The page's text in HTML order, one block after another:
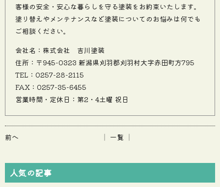
客様の安全・安心な暮らしを守る塗装をお約束いたします。
塗り替えやメンテナンスなど塗装についてのお悩みは何でも
ご相談ください。
会社名：株式会社 吉川塗装
住所：〒945-0323 新潟県刈羽郡刈羽村大字赤田町方795
TEL：0257-28-2115
FAX：0257-35-6455
営業時間・定休日：第2・4土曜 祝日
前へ │ 一覧 │
人気の記事